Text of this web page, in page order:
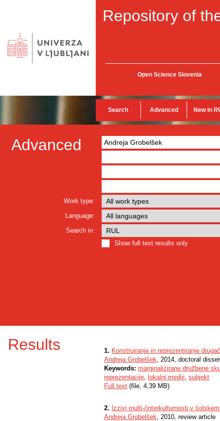
Repository of
Open Science Slovenia
Search Advanced New in
Advanced
Work type:
Language:
Search in:
Show full text results only
Results 1. Konstruiranje in reprezentiranje
Andreja Grobelšek, 2014, doctoral
Keywords: marginalizirane družbene
reprezentacije, lokalni mediji, subjekt
Full text (file, 4,39 MB)
2. Izzivi multi-/interkulturnosti v
Andreja Grobelšek, 2010, review article